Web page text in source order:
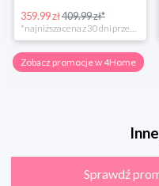
359.99 zł409.99 zł*
*najniższa cena z 30 dni przed obniżką
Zobacz promocje w 4Home
Sprawdź